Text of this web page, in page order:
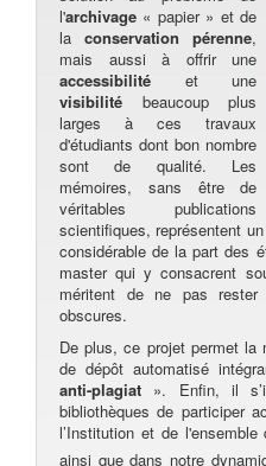
l'archivage « papier » et de
laconservation pérenne,
mais aussi à offrir une
accessibilité et une
visibilité beaucoup plus
larges à ces travaux
d'étudiants dont bon nombre
sont de qualité. Les
mémoires, sans être de
véritables publications
scientifiques, représentent
considérable de la part des
master qui y consacrent
méritent de ne pas rester
obscures.
De plus, ce projet permet la
de dépôt automatisé
anti-plagiat ». Enfin, il
bibliothèques de participer
l’Institution et de
ainsi que dans notre